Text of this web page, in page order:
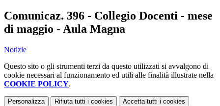
Comunicaz. 396 - Collegio Docenti - mese
di maggio - Aula Magna
Notizie
Questo sito o gli strumenti terzi da questo utilizzati si avvalgono di
cookie necessari al funzionamento ed utili alle finalità illustrate nella
COOKIE POLICY.
Personalizza Rifiuta tutti i cookies Accetta tutti i cookies